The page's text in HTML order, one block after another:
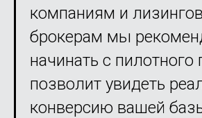
компаниям и
брокерам мы
начинать с пилотного
позволит увидеть
конверсию вашей